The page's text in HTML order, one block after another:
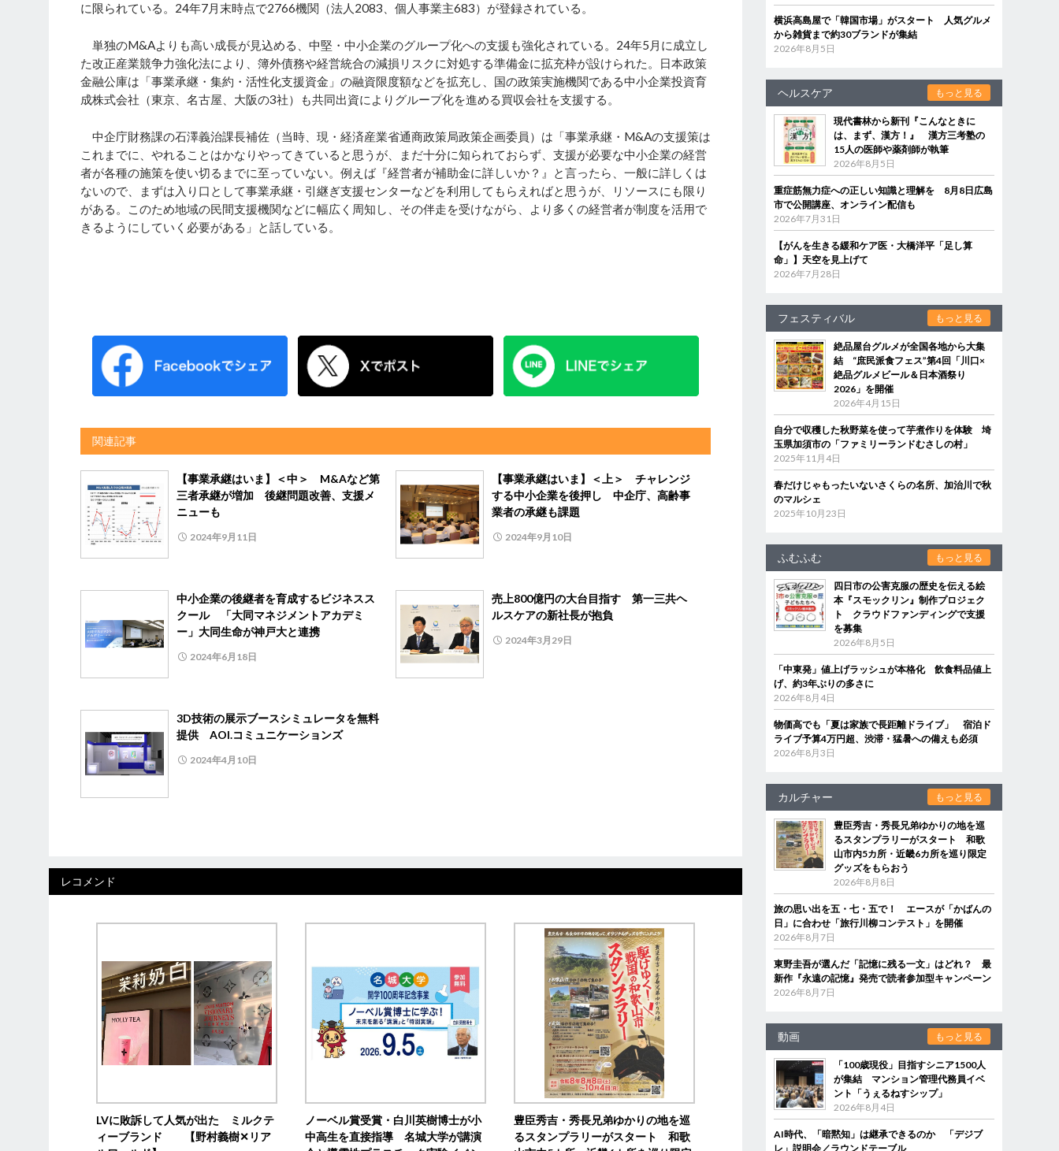
に限られている。24年7月末時点で2766機関（法人2083、個人事業主683）が登録されている。
単独のM&Aよりも高い成長が見込める、中堅・中小企業のグループ化への支援も強化されている。24年5月に成立し
た改正産業競争力強化法により、簿外債務や経営統合の減損リスクに対処する準備金に拡充枠が設けられた。日本政策
金融公庫は「事業承継・集約・活性化支援資金」の融資限度額などを拡充し、国の政策実施機関である中小企業投資育
成株式会社（東京、名古屋、大阪の3社）も共同出資によりグループ化を進める買収会社を支援する。
中企庁財務課の石澤義治課長補佐（当時、現・経済産業省通商政策局政策企画委員）は「事業承継・M&Aの支援策は
これまでに、やれることはかなりやってきていると思うが、まだ十分に知られておらず、支援が必要な中小企業の経営
者が各種の施策を使い切るまでに至っていない。例えば『経営者が補助金に詳しいか？』と言ったら、一般に詳しくは
ないので、まずは入り口として事業承継・引継ぎ支援センターなどを利用してもらえればと思うが、リソースにも限り
がある。このため地域の民間支援機関などに幅広く周知し、その伴走を受けながら、より多くの経営者が制度を活用で
きるようにしていく必要がある」と話している。
関連記事
【事業承継はいま】＜中＞ M&Aなど第
三者承継が増加 後継問題改善、支援メ
ニューも
2024年9月11日
【事業承継はいま】＜上＞ チャレンジ
する中小企業を後押し 中企庁、高齢事
業者の承継も課題
2024年9月10日
中小企業の後継者を育成するビジネスス
クール 「大同マネジメントアカデミ
ー」大同生命が神戸大と連携
2024年6月18日
売上800億円の大台目指す 第一三共ヘ
ルスケアの新社長が抱負
2024年3月29日
3D技術の展示ブースシミュレータを無料
提供 AOI.コミュニケーションズ
2024年4月10日
レコメンド
LVに敗訴して人気が出た ミルクテ
ィーブランド 【野村義樹✕リア
ノーベル賞受賞・白川英樹博士が小
中高生を直接指導 名城大学が講演
豊臣秀吉・秀長兄弟ゆかりの地を巡
るスタンプラリーがスタート 和歌
横浜高島屋で「韓国市場」がスタート 人気グルメ
から雑貨まで約30ブランドが集結
2026年8月5日
ヘルスケア もっと見る
現代書林から新刊『こんなときに
は、まず、漢方！』 漢方三考塾の
15人の医師や薬剤師が執筆
2026年8月5日
重症筋無力症への正しい知識と理解を 8月8日広島
市で公開講座、オンライン配信も
2026年7月31日
【がんを生きる緩和ケア医・大橋洋平「足し算
命」】天空を見上げて
2026年7月28日
フェスティバル もっと見る
絶品屋台グルメが全国各地から大集
結 “庶民派食フェス”第4回「川口×
絶品グルメビール＆日本酒祭り
2026」を開催
2026年4月15日
自分で収穫した秋野菜を使って芋煮作りを体験 埼
玉県加須市の「ファミリーランドむさしの村」
2025年11月4日
春だけじゃもったいないさくらの名所、加治川で秋
のマルシェ
2025年10月23日
ふむふむ もっと見る
四日市の公害克服の歴史を伝える絵
本『スモックリン』制作プロジェク
ト クラウドファンディングで支援
を募集
2026年8月5日
「中東発」値上げラッシュが本格化 飲食料品値上
げ、約3年ぶりの多さに
2026年8月4日
物価高でも「夏は家族で長距離ドライブ」 宿泊ド
ライブ予算4万円超、渋滞・猛暑への備えも必須
2026年8月3日
カルチャー もっと見る
豊臣秀吉・秀長兄弟ゆかりの地を巡
るスタンプラリーがスタート 和歌
山市内5カ所・近畿6カ所を巡り限定
グッズをもらおう
2026年8月8日
旅の思い出を五・七・五で！ エースが「かばんの
日」に合わせ「旅行川柳コンテスト」を開催
2026年8月7日
東野圭吾が選んだ「記憶に残る一文」はどれ？ 最
新作『永遠の記憶』発売で読者参加型キャンペーン
2026年8月7日
動画 もっと見る
「100歳現役」目指すシニア1500人
が集結 マンション管理代務員イベ
ント「うぇるねすシップ」
2026年8月4日
AI時代、「暗黙知」は継承できるのか 「デジブ
レ」説明会／ラウンドテーブル